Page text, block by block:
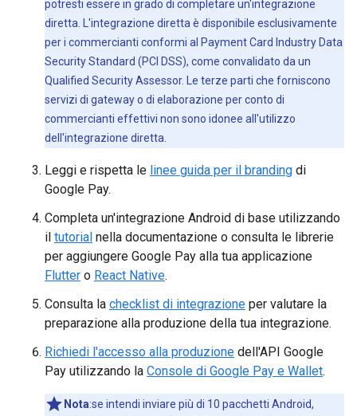
potresti essere in grado di completare un'integrazione
diretta. L'integrazione diretta è disponibile esclusivamente
per i commercianti conformi al Payment Card Industry Data
Security Standard (PCI DSS), come convalidato da un
Qualified Security Assessor. Le terze parti che forniscono
servizi di gateway o di elaborazione per conto di
commercianti effettivi non sono idonee all'utilizzo
dell'integrazione diretta.
Leggi e rispetta le linee guida per il branding di
Google Pay.
Completa un'integrazione Android di base utilizzando
il tutorial nella documentazione o consulta le librerie
per aggiungere Google Pay alla tua applicazione
Flutter o React Native.
Consulta la checklist di integrazione per valutare la
preparazione alla produzione della tua integrazione.
Richiedi l'accesso alla produzione dell'API Google
Pay utilizzando la Console di Google Pay e Wallet.
Nota:se intendi inviare più di 10 pacchetti Android,